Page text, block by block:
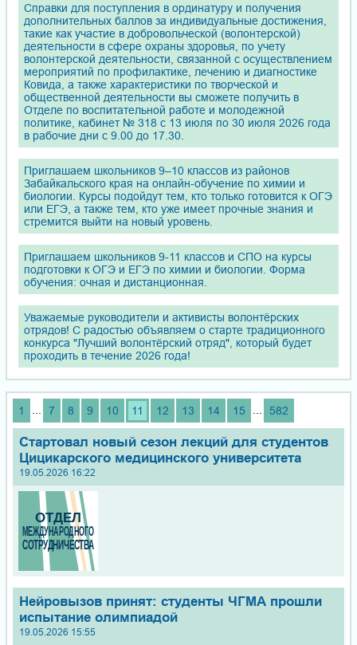
Справки для поступления в ординатуру и получения
дополнительных баллов за индивидуальные достижения,
такие как участие в добровольческой (волонтерской)
деятельности в сфере охраны здоровья, по учету
волонтерской деятельности, связанной с осуществлением
мероприятий по профилактике, лечению и диагностике
Ковида, а также характеристики по творческой и
общественной деятельности вы сможете получить в
Отделе по воспитательной работе и молодежной
политике, кабинет № 318 с 13 июля по 30 июля 2026 года
в рабочие дни с 9.00 до 17.30.
Приглашаем школьников 9–10 классов из районов
Забайкальского края на онлайн-обучение по химии и
биологии. Курсы подойдут тем, кто только готовится к ОГЭ
или ЕГЭ, а также тем, кто уже имеет прочные знания и
стремится выйти на новый уровень.
Приглашаем школьников 9-11 классов и СПО на курсы
подготовки к ОГЭ и ЕГЭ по химии и биологии. Форма
обучения: очная и дистанционная.
Уважаемые руководители и активисты волонтёрских
отрядов! С радостью объявляем о старте традиционного
конкурса "Лучший волонтёрский отряд", который будет
проходить в течение 2026 года!
1 7 8 9 10 11 12 13 14 15 582
Стартовал новый сезон лекций для студентов
Цицикарского медицинского университета
19.05.2026 16:22
Нейровызов принят: студенты ЧГМА прошли
испытание олимпиадой
19.05.2026 15:55